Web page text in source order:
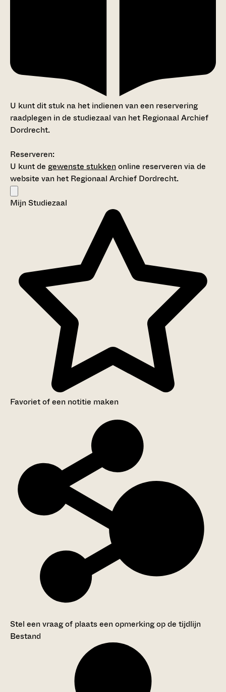
U kunt dit stuk na het indienen van een reservering
raadplegen in de studiezaal van het Regionaal Archief
Dordrecht.
Reserveren:
U kunt de gewenste stukkenonline reserveren via de
website van het Regionaal Archief Dordrecht.
Mijn Studiezaal
Favoriet of een notitie maken
Stel een vraag of plaats een opmerking op de tijdlijn
Bestand